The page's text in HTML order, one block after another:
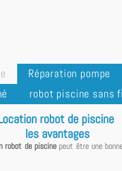
Réparation pompe
robot piscine sans
robot de piscine
les avantages
robot de piscine peut être une